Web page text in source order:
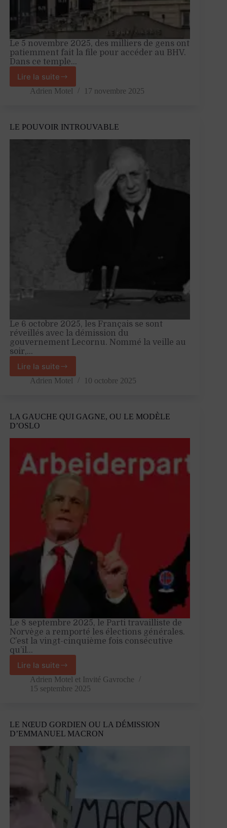
Le 5 novembre 2025, des milliers de gens ont
patiemment fait la file pour accéder au BHV.
Dans ce temple…
Lire la suite
Shein
et
nous
Adrien Motel 17 novembre 2025
LE POUVOIR INTROUVABLE
Le 6 octobre 2025, les Français se sont
réveillés avec la démission du
gouvernement Lecornu. Nommé la veille au
soir,…
Lire la suite
Le
pouvoir
Adrien Motel 10 octobre 2025
LA GAUCHE QUI GAGNE, OU LE MODÈLE
D’OSLO
Le 8 septembre 2025, le Parti travailliste de
Norvège a remporté les élections générales.
C’est la vingt-cinquième fois consécutive
qu’il…
Lire la suite
La
gauche
qui
modèle
d’Oslo
Adrien Motel et Invité Gavroche
15 septembre 2025
LE NŒUD GORDIEN OU LA DÉMISSION
D’EMMANUEL MACRON